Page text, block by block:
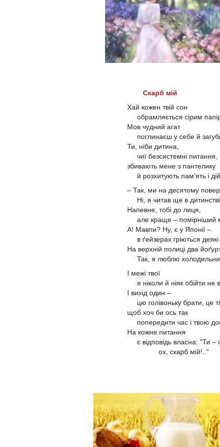
Скарб мій
Хай кожен твій сон
обрамляється сірим
Мов чудний агат
поглинаєш у себе й
Ти, ніби дитина,
чиї безсистемні питання,
збивають мене з пантелику
й розхитують пам’ять і
– Так, ми на десятому
Ні, я читав ще в
Напевне, тобі до лиця,
але краще – помірніший
А! Мавпи? Ну, є у Японії –
в ґейзерах гріються
На верхній полиці два
Так, я люблю
І межі твої
я ніколи й ніяк обійти не
І вихід один –
цю голівоньку брати, це
щоб хоч би ось так
попередити час і твою
На кожне питання
є відповідь власна: "Ти –
ох, скарб мій!.."